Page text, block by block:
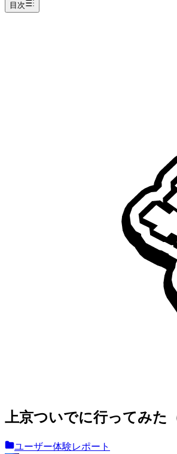
目次
上京ついでに行ってみた
ユーザー体験レポート